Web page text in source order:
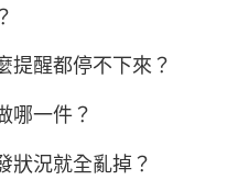
提醒都停不下來？
哪一件？
狀況就全亂掉？